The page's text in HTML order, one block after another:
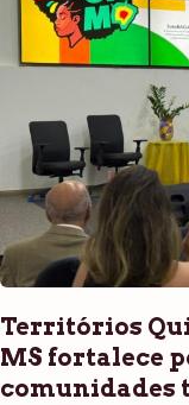
Territórios
MS fortalece
comunidades